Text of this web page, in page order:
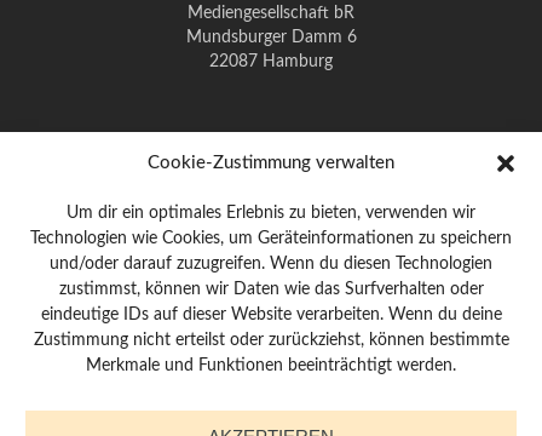
Cookie-Zustimmung verwalten
Um dir ein optimales Erlebnis zu bieten, verwenden wir
Technologien wie Cookies, um Geräteinformationen zu speichern
und/oder darauf zuzugreifen. Wenn du diesen Technologien
zustimmst, können wir Daten wie das Surfverhalten oder
eindeutige IDs auf dieser Website verarbeiten. Wenn du deine
Zustimmung nicht erteilst oder zurückziehst, können bestimmte
Merkmale und Funktionen beeinträchtigt werden.
Mediengesellschaft bR
Mundsburger Damm 6
22087 Hamburg
Kontakt
E-Mail:post@wm-medien.de
Web:www.wm-medien.de
Impressum|Datenschutz